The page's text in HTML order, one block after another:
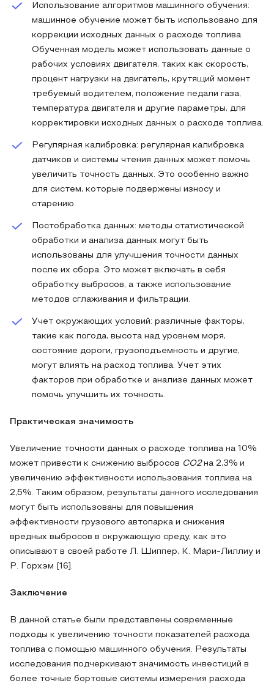
Использование алгоритмов машинного обучения:
машинное обучение может быть использовано для
коррекции исходных данных о расходе топлива.
Обученная модель может использовать данные о
рабочих условиях двигателя, таких как скорость,
процент нагрузки на двигатель, крутящий момент
требуемый водителем, положение педали газа,
температура двигателя и другие параметры, для
корректировки исходных данных о расходе топлива.
Регулярная калибровка: регулярная калибровка
датчиков и системы чтения данных может помочь
увеличить точность данных. Это особенно важно
для систем, которые подвержены износу и
старению.
Постобработка данных: методы статистической
обработки и анализа данных могут быть
использованы для улучшения точности данных
после их сбора. Это может включать в себя
обработку выбросов, а также использование
методов сглаживания и фильтрации.
Учет окружающих условий: различные факторы,
такие как погода, высота над уровнем моря,
состояние дороги, грузоподъемность и другие,
могут влиять на расход топлива. Учет этих
факторов при обработке и анализе данных может
помочь улучшить их точность.
Практическая значимость
Увеличение точности данных о расходе топлива на 10%
может привести к снижению выбросов CO2на 2,3% и
увеличению эффективности использования топлива на
2,5%. Таким образом, результаты данного исследования
могут быть использованы для повышения
эффективности грузового автопарка и снижения
вредных выбросов в окружающую среду, как это
описывают в своей работе Л. Шиппер, К. Мари-Лиллиу и
Р. Горхэм [16].
Заключение
В данной статье были представлены современные
подходы к увеличению точности показателей расхода
топлива с помощью машинного обучения. Результаты
исследования подчеркивают значимость инвестиций в
более точные бортовые системы измерения расхода